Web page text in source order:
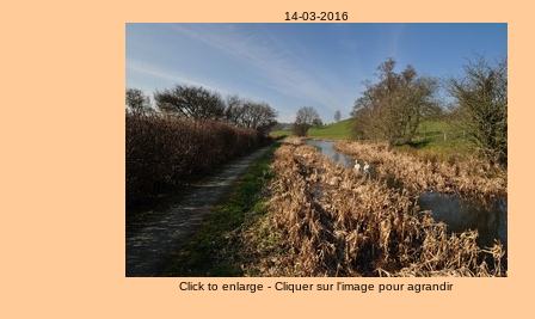
14-03-2016
Click to enlarge - Cliquer sur l'image pour agrandir